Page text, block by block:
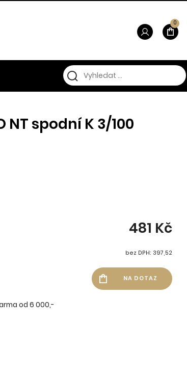
NT spodní K 3/100
481 Kč
bez DPH: 397,52
od 6 000,-
0